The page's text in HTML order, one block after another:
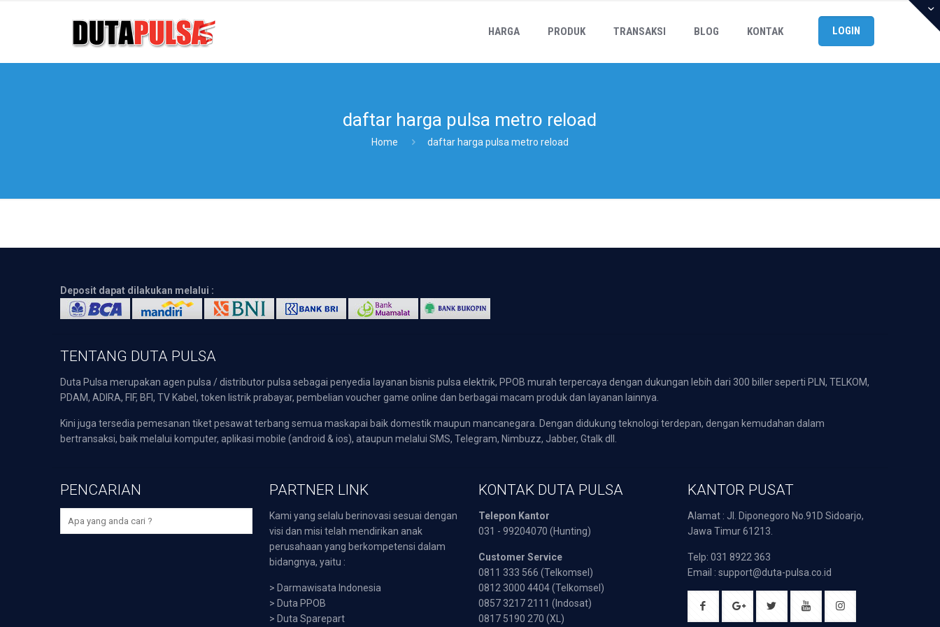
HARGA PRODUK TRANSAKSI BLOG KONTAK LOGIN
daftar harga pulsa metro reload
Home daftar harga pulsa metro reload
Deposit dapat dilakukan melalui :
TENTANG DUTA PULSA
Duta Pulsa merupakan agen pulsa / distributor pulsa sebagai penyedia layanan bisnis pulsa elektrik, PPOB murah terpercaya dengan dukungan lebih dari 300 biller seperti PLN, TELKOM,
PDAM, ADIRA, FIF, BFI, TV Kabel, token listrik prabayar, pembelian voucher game online dan berbagai macam produk dan layanan lainnya.
Kini juga tersedia pemesanan tiket pesawat terbang semua maskapai baik domestik maupun mancanegara. Dengan didukung teknologi terdepan, dengan kemudahan dalam
bertransaksi, baik melalui komputer, aplikasi mobile (android & ios), ataupun melalui SMS, Telegram, Nimbuzz, Jabber, Gtalk dll.
PENCARIAN PARTNER LINK
Kami yang selalu berinovasi sesuai dengan
visi dan misi telah mendirikan anak
perusahaan yang berkompetensi dalam
bidangnya, yaitu :
> Darmawisata Indonesia
> Duta PPOB
> Duta Sparepart
KONTAK DUTA PULSA
Telepon Kantor
031 - 99204070 (Hunting)
Customer Service
0811 333 566 (Telkomsel)
0812 3000 4404 (Telkomsel)
0857 3217 2111 (Indosat)
0817 5190 270 (XL)
KANTOR PUSAT
Alamat : Jl. Diponegoro No.91D Sidoarjo,
Jawa Timur 61213.
Telp: 031 8922 363
Email : support@duta-pulsa.co.id